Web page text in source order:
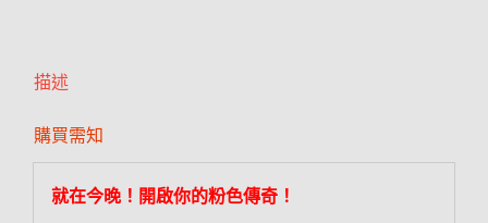
描述
購買需知
就在今晚！開啟你的粉色傳奇！